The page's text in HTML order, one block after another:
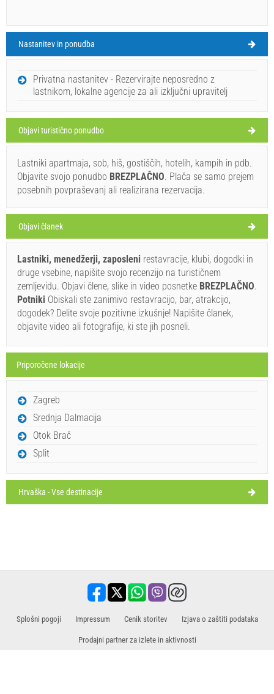
Nastanitev in ponudba
Privatna nastanitev - Rezervirajte neposredno z
lastnikom, lokalne agencije za ali izključni upravitelj
Objavi turistično ponudbo
Lastniki apartmaja, sob, hiš, gostiščih, hotelih, kampih in pdb.
Objavite svojo ponudbo BREZPLAČNO. Plača se samo prejem
posebnih povpraševanj ali realizirana rezervacija.
Objavi članek
Lastniki, menedžerji, zaposleni restavracije, klubi, dogodki in
druge vsebine, napišite svojo recenzijo na turističnem
zemljevidu. Objavi člene, slike in video posnetke BREZPLAČNO.
Potniki Obiskali ste zanimivo restavracijo, bar, atrakcijo,
dogodek? Delite svoje pozitivne izkušnje! Napišite članek,
objavite video ali fotografije, ki ste jih posneli.
Priporočene lokacije
Zagreb
Srednja Dalmacija
Otok Brač
Split
Hrvaška - Vse destinacije
Splošni pogoji Impressum Cenik storitev ​​Izjava o zaštiti podataka
Prodajni partner za izlete in aktivnosti